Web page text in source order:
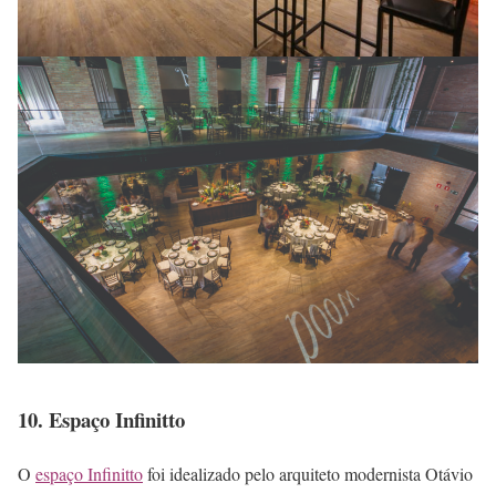
10. Espaço Infinitto
O espaço Infinittofoi idealizado pelo arquiteto modernista Otávio